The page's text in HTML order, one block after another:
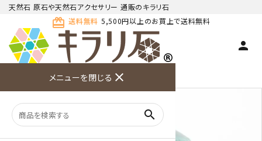
天然石 原石や天然石アクセサリー 通販のキラリ石
card_giftcard 送料無料 5,500円以上のお買上で送料無料
person
わせ ド
メニューを閉じる close
search
天然石 原石 アマゾナイト 原石